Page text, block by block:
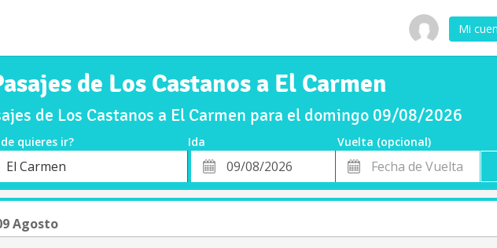
Mi
de Los Castanos a El Carmen
de Los Castanos a El Carmen para el domingo 09/08/2026
quieres ir? Ida
Vuelta (opcional)
El Carmen
Fecha
de
Fecha
de
Vuelta
Agosto